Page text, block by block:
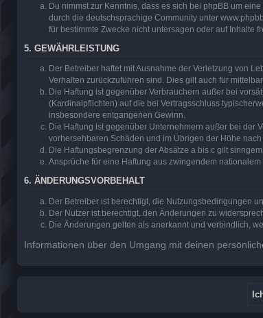
Du nimmst zur Kenntnis, dass es sich bei phpBB um eine
durch die deutschsprachige Community unter
für bestimmte Zwecke nicht untersagen oder auf Inhalte
5. GEWÄHRLEISTUNG
Der Betreiber haftet mit Ausnahme der Verletzung von
Verhalten zurückzuführen sind. Dies gilt auch für
Die Haftung ist gegenüber Verbrauchern außer bei
(Kardinalpflichten) auf die bei Vertragsschluss
insbesondere entgangenen Gewinn.
Die Haftung ist gegenüber Unternehmern außer bei der
vorhersehbaren Schäden und im Übrigen der Höhe
Die Haftungsbegrenzung der Absätze a bis c gilt
Ansprüche für eine Haftung aus zwingendem
6. ÄNDERUNGSVORBEHALT
Der Betreiber ist berechtigt, die Nutzungsbedingungen
Der Nutzer ist berechtigt, den Änderungen zu
Die Änderungen gelten als anerkannt und verbindlich,
Informationen über den Umgang mit deinen